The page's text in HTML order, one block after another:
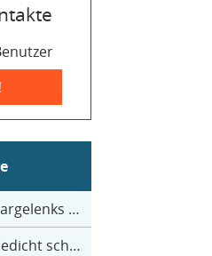
mit 27
jeder einen Satz